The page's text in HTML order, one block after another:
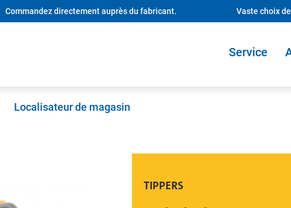
Commandez directement auprès du fabricant. Vaste choix
Service
Localisateur de magasin
TIPPERS